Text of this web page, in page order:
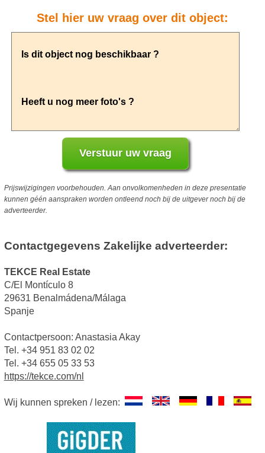
Stel hier uw vraag over dit object:
Prijswijzigingen voorbehouden. Aan onvolkomenheden in deze presentatie
kunnen géén aanspraken worden ontleend noch bij de uitgever noch bij de
adverteerder.
Contactgegevens Zakelijke adverteerder:
TEKCE Real Estate
C/El Montículo 8
29631 Benalmádena/Málaga
Spanje
Contactpersoon: Anastasia Akay
Tel. +34 951 83 02 02
Tel. +34 655 05 33 53
https://tekce.com/nl
Wij kunnen spreken / lezen: